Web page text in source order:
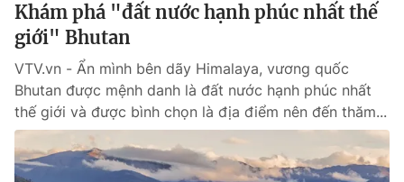
Khám phá "đất nước hạnh phúc nhất thế
giới" Bhutan
VTV.vn - Ẩn mình bên dãy Himalaya, vương quốc
Bhutan được mệnh danh là đất nước hạnh phúc nhất
thế giới và được bình chọn là địa điểm nên đến thăm...